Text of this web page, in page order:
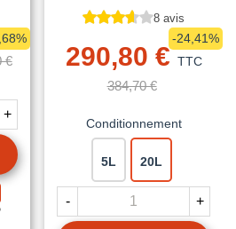
€
+
8 avis
290,80 € TTC
384,70 €
-24,41%
Conditionnement
5L 20L
- +